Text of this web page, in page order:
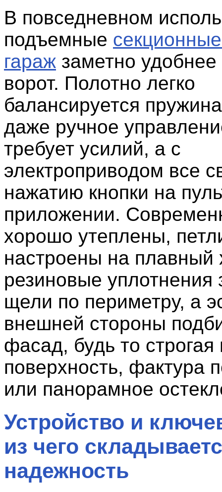
В повседневном
подъемные
гараж заметно
ворот. Полотно легко
балансируется
даже ручное
требует усилий, а с
электроприводом все
нажатию кнопки на
приложении.
хорошо утеплены,
настроены на плавный
резиновые уплотнения
щели по периметру, а
внешней стороны
фасад, будь то строгая
поверхность, фактура
или панорамное
Устройство и
из чего
надежность